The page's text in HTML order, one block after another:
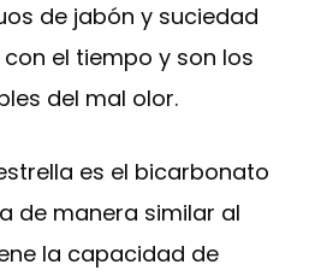
de jabón y suciedad
el tiempo y son los
del mal olor.
es el bicarbonato
de manera similar al
la capacidad de